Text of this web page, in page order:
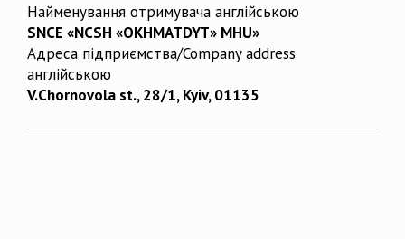
Найменування отримувача англійською
SNCE «NCSH «OKHMATDYT» MHU»
Адреса підприємства/Company address
англійською
V.Chornovola st., 28/1, Kyiv, 01135